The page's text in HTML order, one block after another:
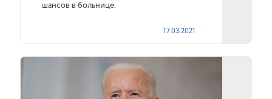
шансов в больнице.
17.03.2021